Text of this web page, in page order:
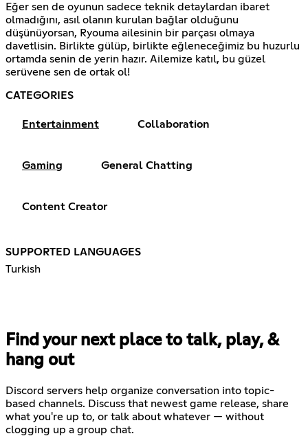
Eğer sen de oyunun sadece teknik detaylardan ibaret
olmadığını, asıl olanın kurulan bağlar olduğunu
düşünüyorsan, Ryouma ailesinin bir parçası olmaya
davetlisin. Birlikte gülüp, birlikte eğleneceğimiz bu huzurlu
ortamda senin de yerin hazır. Ailemize katıl, bu güzel
serüvene sen de ortak ol!
CATEGORIES
Entertainment Collaboration
Gaming General Chatting
Content Creator
SUPPORTED LANGUAGES
Turkish
Find your next place to talk, play, &
hang out
Discord servers help organize conversation into topic-
based channels. Discuss that newest game release, share
what you're up to, or talk about whatever — without
clogging up a group chat.